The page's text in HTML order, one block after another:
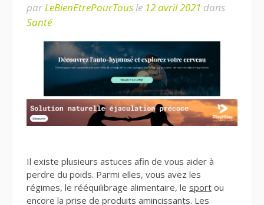
parLeBienEtrePourTousle 12 avril 2021 dans
Santé
Il existe plusieurs astuces afin de vous aider à
perdre du poids. Parmi elles, vous avez les
régimes, le rééquilibrage alimentaire, le sport ou
encore la prise de produits amincissants. Les